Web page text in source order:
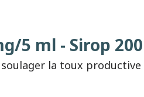
5 ml - Sirop
la toux